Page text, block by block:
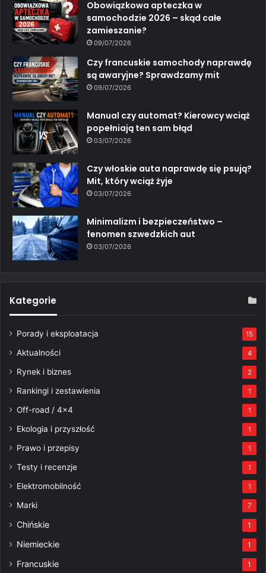
Obowiązkowa apteczka w
samochodzie 2026 – skąd całe
zamieszanie?
09/07/2026
Czy francuskie samochody naprawdę
są awaryjne? Sprawdzamy mit
09/07/2026
Manual czy automat? Kierowcy wciąż
popełniają ten sam błąd
03/07/2026
Czy włoskie auta naprawdę się psują?
Mit, który wciąż żyje
03/07/2026
Minimalizm i bezpieczeństwo –
fenomen szwedzkich aut
03/07/2026
Kategorie
Porady i eksploatacja 15
Aktualności 4
Rynek i biznes 2
Rankingi i zestawienia 1
Off-road / 4×4 1
Ekologia i przyszłość 1
Prawo i przepisy 1
Testy i recenzje 1
Elektromobilność 1
Marki 7
Chińskie 1
Niemieckie 1
Francuskie 1